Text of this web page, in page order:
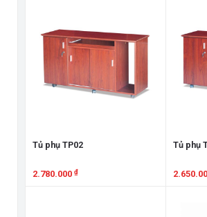
Tủ phụ TP02
2.780.000 ₫
Tủ phụ